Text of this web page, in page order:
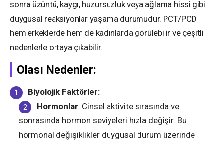
sonra üzüntü, kaygı, huzursuzluk veya ağlama hissi gibi
duygusal reaksiyonlar yaşama durumudur. PCT/PCD
hem erkeklerde hem de kadınlarda görülebilir ve çeşitli
nedenlerle ortaya çıkabilir.
Olası Nedenler:
Biyolojik Faktörler:
Hormonlar: Cinsel aktivite sırasında ve
sonrasında hormon seviyeleri hızla değişir. Bu
hormonal değişiklikler duygusal durum üzerinde